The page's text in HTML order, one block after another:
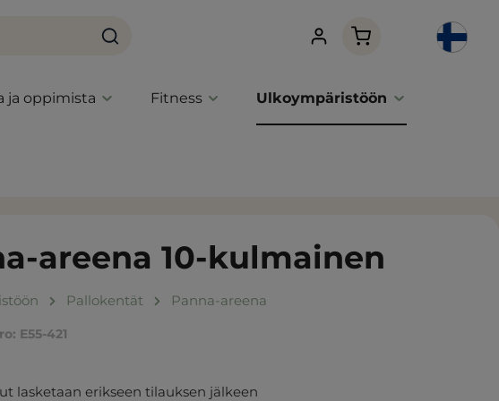
Ostoskori sisältää
ja oppimista Fitness Ulkoympäristöön
areena 10-kulmainen
Pallokentät Panna-areena
E55-421
lasketaan erikseen tilauksen jälkeen